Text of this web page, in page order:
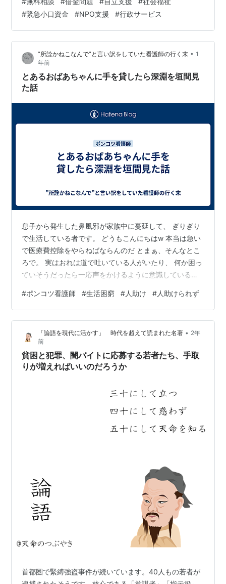
#緊急小口資金 #NPO支援 #行政サービス
”所詮かねこなんで”と言い訳をしていた看護師の行く末 • 1
年前
とあるおばあちゃんに手を貸したら深淵を垣間見
た話
息子から発生した鼻風邪が家族中に蔓延して、 ぎりぎり
で生活している者です。 どうもこんにちはw 本当は急い
で医療費控除をやらねばならんのだ とまぁ、そんなとこ
ろで。 実はおれは道で吐いている人がいたり、 何か困っ
ていそうだったら一応声をかけるように意識している。
看護師入職直前のとある日、 電車に駆け込み乗車失敗し
て、 ドアに弾き飛ばされて頭を打ちつけた人に対し、 何
も出来なかった自分が嫌すぎたっていう経験からそうし
ている。 （その時はJKが1番に声をかけててすげぇって
思ったw） 先週の話なんだが、 勤務終わりに信じられな
いくらい腰の曲がっ…
#ポンコツ看護師 #生活困窮 #人助け #人助けられず
「論語を現代に活かす」 時代を超えて読まれた名著 • 2年
前
貧困と犯罪、闇バイトに応募する若者たち、手取
りが増えればいいのだろうか
首都圏で緊縛強盗事件が続いています。40人もの若者が